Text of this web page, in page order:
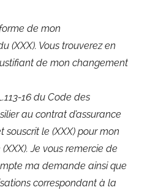
de mon
(XXX). Vous trouverez en
de mon changement
16 du Code des
au contrat d’assurance
souscrit le (XXX) pour mon
Je vous remercie de
ma demande ainsi que
correspondant à la